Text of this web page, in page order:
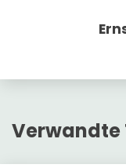
Verwandte